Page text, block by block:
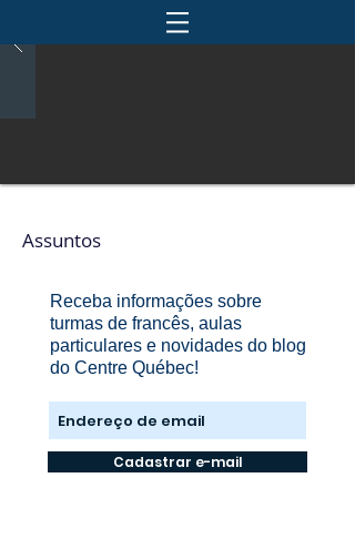
Assuntos
Receba informações sobre
turmas de francês, aulas
particulares e novidades do blog
do Centre Québec!
Cadastrar e-mail